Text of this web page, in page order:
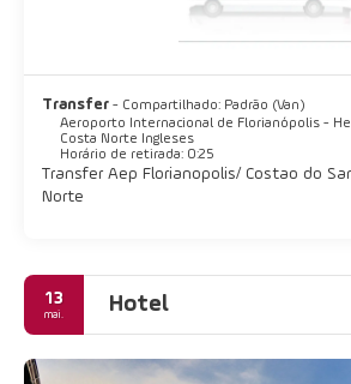
Transfer - Compartilhado: Padrão (Van)
Aeroporto Internacional de Florianópolis -
Costa Norte Ingleses
Horário de retirada: 0:25
Transfer Aep Florianopolis/ Costao do
Norte
13
mai. Hotel